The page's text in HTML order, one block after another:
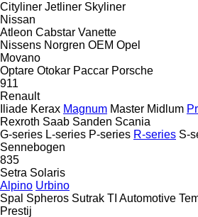
Cityliner Jetliner Skyliner
Nissan
Atleon Cabstar Vanette
Nissens Norgren OEM Opel
Movano
Optare Otokar Paccar Porsche
911
Renault
Iliade Kerax Magnum Master Midlum
Rexroth Saab Sanden Scania
G-series L-series P-series R-series S-
Sennebogen
835
Setra Solaris
Alpino Urbino
Spal Spheros Sutrak TI Automotive
Prestij